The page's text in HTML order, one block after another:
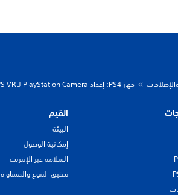
جهاز PS4: إعداد PlayStation Camera لـ PS VR
القيم
البيئة
إمكانية الوصول
السلامة عبر الإنترنت
تحقيق التنوع